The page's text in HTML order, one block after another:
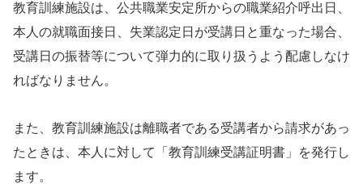
教育訓練施設は、公共職業安定所からの職業紹介呼出日、
本人の就職面接日、失業認定日が受講日と重なった場合、
受講日の振替等について弾力的に取り扱うよう配慮しなけ
ればなりません。
また、教育訓練施設は離職者である受講者から請求があっ
たときは、本人に対して「教育訓練受講証明書」を発行し
ます。